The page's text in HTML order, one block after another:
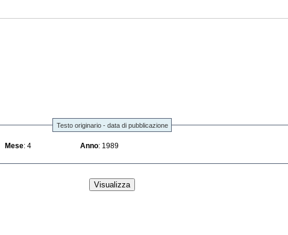
Testo originario - data di pubblicazione
Mese : 4 Anno : 1989